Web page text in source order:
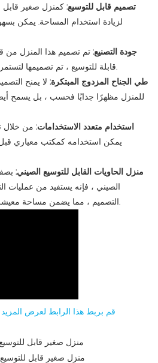
تصميم قابل للتوسيع: كمنزل صغير قابل
لزيادة استخدام المساحة. يمكن
جودة التصنيع: تم تصميم هذا المنزل من
قابلة للتوسيع ، تم تصميمها لتستمر مع مواد عالية الجودة وحرفية.
طي الجناح المزدوج المبتكرة: لا يمنح
للمنزل مظهرًا جذابًا فحسب ، بل يسمح
استخدام متعدد الاستخدامات: من خلال
يمكن استخدامه كمكتب معياري قبل
منزل الحاويات القابل للتوسيع الصيني:
الصيني ، فإنه يستفيد من عمليات
التصميم ، مما يضمن مساحة معيشة عالية الجودة وموثوقة وأنيقة.